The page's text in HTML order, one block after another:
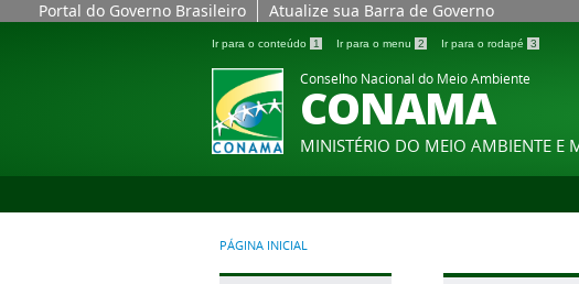
Portal do Governo Brasileiro Atualize sua Barra de Governo
Ir para o conteúdo 1 Ir para o menu 2 Ir para o rodapé 3
Conselho Nacional do Meio Ambiente
CONAMA
MINISTÉRIO DO MEIO AMBIENTE E
PÁGINA INICIAL